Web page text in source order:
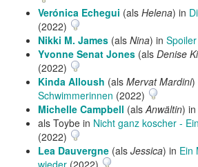
Verónica Echegui (als Helena) in
(2022)
Nikki M. James (als Nina) in
Yvonne Senat Jones (als Denise
(2022)
Kinda Alloush (als Mervat Mardini)
Schwimmerinnen (2022)
Michelle Campbell (alsAnwältin) in
als Toybe in Nicht ganz koscher -
(2022)
Lea Dauvergne (als Jessica) in Ein